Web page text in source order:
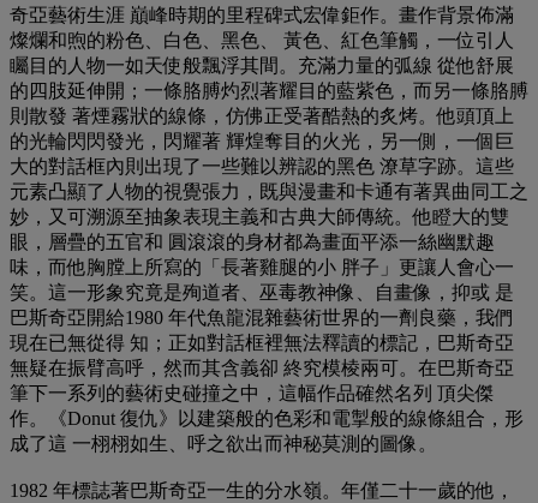
奇亞藝術生涯 巔峰時期的里程碑式宏偉鉅作。畫作背景佈滿
燦爛和煦的粉色、白色、黑色、 黃色、紅色筆觸，一位引人
矚目的人物一如天使般飄浮其間。充滿力量的弧線 從他舒展
的四肢延伸開；一條胳膊灼烈著耀目的藍紫色，而另一條胳膊
則散發 著煙霧狀的線條，仿佛正受著酷熱的炙烤。他頭頂上
的光輪閃閃發光，閃耀著 輝煌奪目的火光，另一側，一個巨
大的對話框內則出現了一些難以辨認的黑色 潦草字跡。這些
元素凸顯了人物的視覺張力，既與漫畫和卡通有著異曲同工之
妙，又可溯源至抽象表現主義和古典大師傳統。他瞪大的雙
眼，層疊的五官和 圓滾滾的身材都為畫面平添一絲幽默趣
味，而他胸膛上所寫的「長著雞腿的小 胖子」更讓人會心一
笑。這一形象究竟是殉道者、巫毒教神像、自畫像，抑或 是
巴斯奇亞開給1980 年代魚龍混雜藝術世界的一劑良藥，我們
現在已無從得 知；正如對話框裡無法釋讀的標記，巴斯奇亞
無疑在振臂高呼，然而其含義卻 終究模棱兩可。在巴斯奇亞
筆下一系列的藝術史碰撞之中，這幅作品確然名列 頂尖傑
作。《Donut 復仇》以建築般的色彩和電掣般的線條組合，形
成了這 一栩栩如生、呼之欲出而神秘莫測的圖像。
1982 年標誌著巴斯奇亞一生的分水嶺。年僅二十一歲的他，